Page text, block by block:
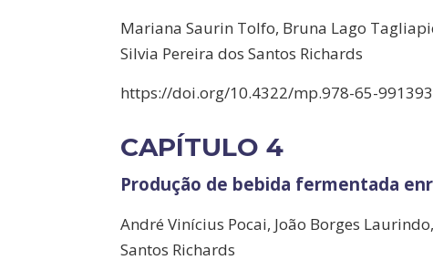
Mariana Saurin Tolfo, Bruna Lago
Silvia Pereira dos Santos Richards
https://doi.org/10.4322/mp.978-65-
CAPÍTULO 4
Produção de bebida fermentada
André Vinícius Pocai, João Borges
Santos Richards